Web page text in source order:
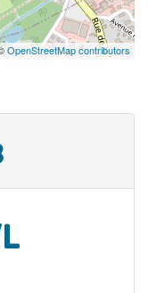
OpenStreetMap contributors